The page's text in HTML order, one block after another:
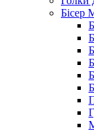
Бісер